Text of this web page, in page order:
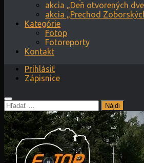
akcia „Deň otvorených
akcia „Prechod
Kategórie
Fotop
Fotoreporty
Kontakt
Prihlásiť
Zápisnice
Hľadať: